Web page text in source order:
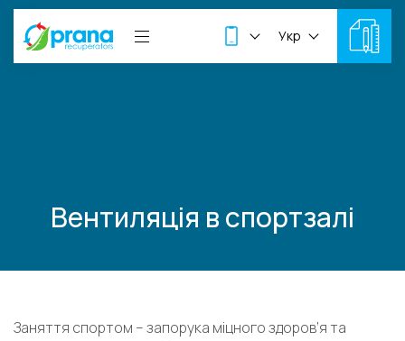
Укр
Вентиляція в спортзалі
Заняття спортом – запорука міцного здоров’я та